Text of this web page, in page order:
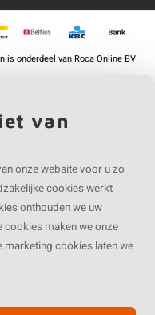
is onderdeel vanRoca Online BV
van
onze website voor u zo
cookies werkt
onthouden we uw
cookies maken we onze
marketing cookies laten we